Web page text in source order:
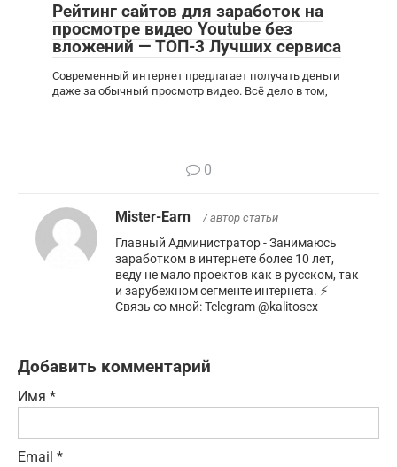
Рейтинг сайтов для заработок на
просмотре видео Youtube без
вложений — ТОП-3 Лучших сервиса
Современный интернет предлагает получать деньги
даже за обычный просмотр видео. Всё дело в том,
0
Mister-Earn / автор статьи
Главный Администратор - Занимаюсь
заработком в интернете более 10 лет,
веду не мало проектов как в русском, так
и зарубежном сегменте интернета. ⚡️
Связь со мной: Telegram @kalitosex
Добавить комментарий
Имя *
Email *